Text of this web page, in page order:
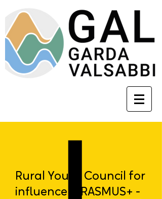
Rural Youth Council for
influence (ERASMUS+ -